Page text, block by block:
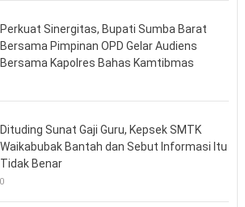
Perkuat Sinergitas, Bupati Sumba Barat
Bersama Pimpinan OPD Gelar Audiens
Bersama Kapolres Bahas Kamtibmas
Dituding Sunat Gaji Guru, Kepsek SMTK
Waikabubak Bantah dan Sebut Informasi Itu
Tidak Benar
0